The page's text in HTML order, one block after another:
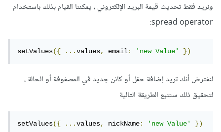
ونريد فقط تحديث قيمة البريد الإلكتروني ، يمكننا القيام بذلك باستخدام
spread operator:
setValues({ ...values, email: 'new Value' })
لنفترض أنك تريد إضافة حقل أو كائن جديد في المصفوفة أو الحالة ،
لتحقيق ذلك سنتبع الطريقة التالية
setValues({ ...values, nickName: 'new Value' })